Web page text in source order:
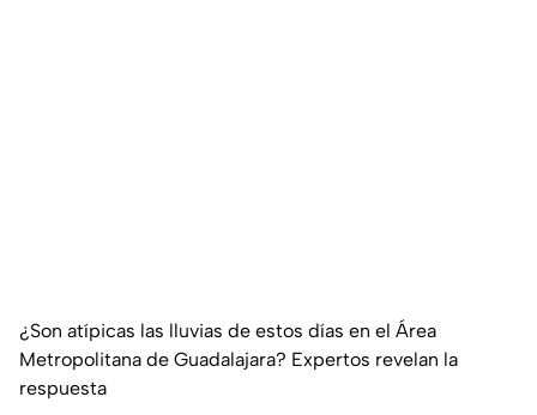
¿Son atípicas las lluvias de estos días en el Área
Metropolitana de Guadalajara? Expertos revelan la
respuesta